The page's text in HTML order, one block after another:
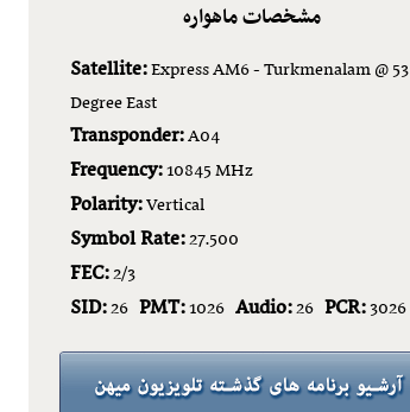
مشخصات ماهواره
Satellite:Express AM6 - Turkmenalam @ 53
Degree East
Transponder:A04
Frequency:10845 MHz
Polarity:Vertical
Symbol Rate:27.500
FEC:2/3
SID:26 PMT:1026 Audio:26 PCR:3026